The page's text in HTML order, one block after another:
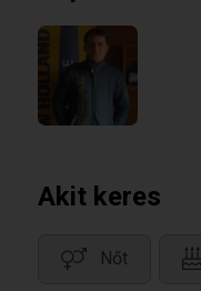
Akit keres
Nőt